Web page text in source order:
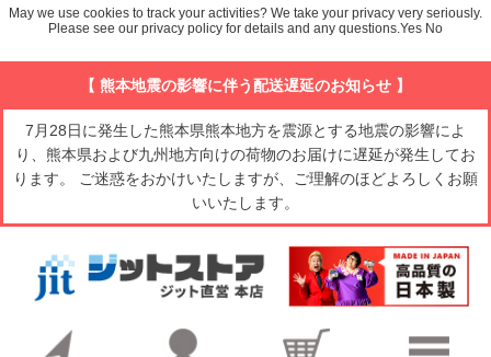
【 熊本地震の影響に伴う配送遅延のお知らせ 】
7月28日に発生した熊本県熊本地方を震源とする地震の影響によ
り、熊本県および九州地方向けの荷物のお届けに遅延が発生してお
ります。 ご迷惑をおかけいたしますが、ご理解のほどよろしくお願
いいたします。
May we use cookies to track your activities? We take your privacy very seriously.
Please see our privacy policy for details and any questions.Yes No